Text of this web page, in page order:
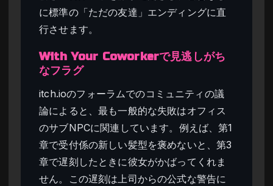
に標準の「ただの友達」エンディングに直
行させます。
With Your Coworkerで見逃しがち
なフラグ
itch.ioのフォーラムでのコミュニティの議
論によると、最も一般的な失敗はオフィス
のサブNPCに関連しています。例えば、第1
章で受付係の新しい髪型を褒めないと、第3
章で遅刻したときに彼女がかばってくれま
せん。この遅刻は上司からの公式な警告に